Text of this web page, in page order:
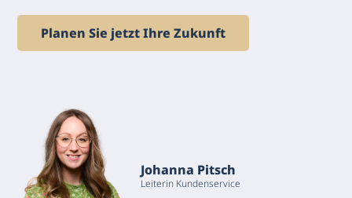
Planen Sie jetzt Ihre Zukunft
Johanna Pitsch
Leiterin Kundenservice